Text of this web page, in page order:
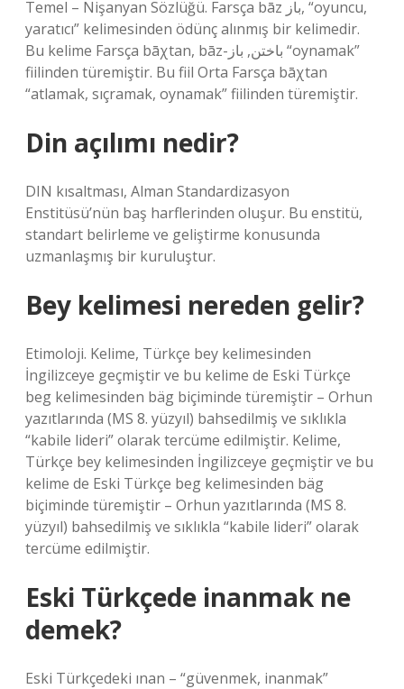
Temel – Nişanyan Sözlüğü. Farsça bāz باز, “oyuncu,
yaratıcı” kelimesinden ödünç alınmış bir kelimedir.
Bu kelime Farsça bāχtan, bāz-باختن, باز “oynamak”
fiilinden türemiştir. Bu fiil Orta Farsça bāχtan
“atlamak, sıçramak, oynamak” fiilinden türemiştir.
Din açılımı nedir?
DIN kısaltması, Alman Standardizasyon
Enstitüsü’nün baş harflerinden oluşur. Bu enstitü,
standart belirleme ve geliştirme konusunda
uzmanlaşmış bir kuruluştur.
Bey kelimesi nereden gelir?
Etimoloji. Kelime, Türkçe bey kelimesinden
İngilizceye geçmiştir ve bu kelime de Eski Türkçe
beg kelimesinden bäg biçiminde türemiştir – Orhun
yazıtlarında (MS 8. yüzyıl) bahsedilmiş ve sıklıkla
“kabile lideri” olarak tercüme edilmiştir. Kelime,
Türkçe bey kelimesinden İngilizceye geçmiştir ve bu
kelime de Eski Türkçe beg kelimesinden bäg
biçiminde türemiştir – Orhun yazıtlarında (MS 8.
yüzyıl) bahsedilmiş ve sıklıkla “kabile lideri” olarak
tercüme edilmiştir.
Eski Türkçede inanmak ne
demek?
Eski Türkçedeki ınan – “güvenmek, inanmak”